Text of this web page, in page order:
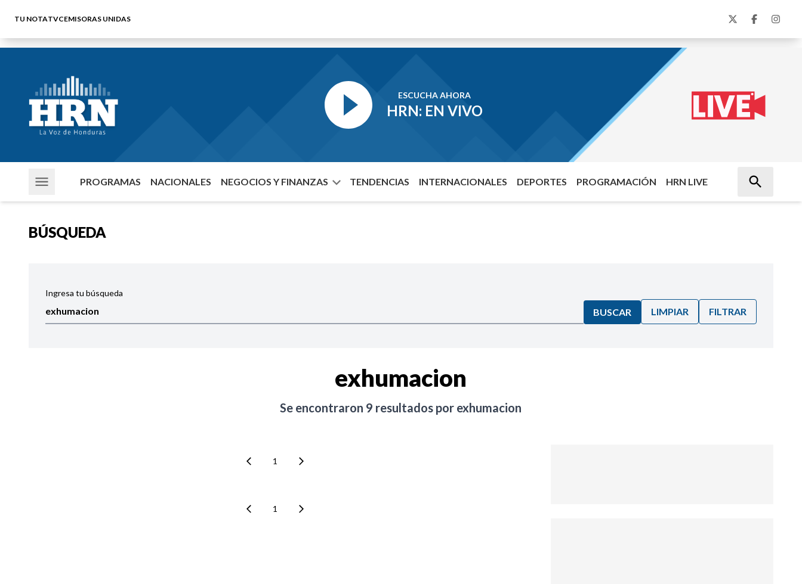
TU NOTATVCEMISORAS UNIDAS
ESCUCHA AHORA
HRN: EN VIVO
PROGRAMAS NACIONALES NEGOCIOS Y FINANZAS TENDENCIAS INTERNACIONALES DEPORTES PROGRAMACIÓN HRN LIVE
BÚSQUEDA
Ingresa tu búsqueda
BUSCAR LIMPIAR FILTRAR
exhumacion
Se encontraron 9 resultados por exhumacion
1
1